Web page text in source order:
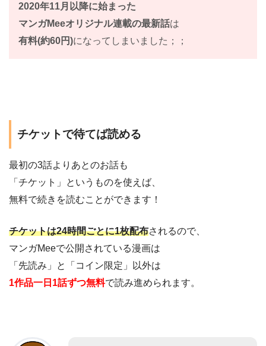
2020年11月以降に始まった
マンガMeeオリジナル連載の最新話は
有料(約60円)になってしまいました；；
チケットで待てば読める
最初の3話よりあとのお話も
「チケット」というものを使えば、
無料で続きを読むことができます！
チケットは24時間ごとに1枚配布されるので、
マンガMeeで公開されている漫画は
「先読み」と「コイン限定」以外は
1作品一日1話ずつ無料で読み進められます。